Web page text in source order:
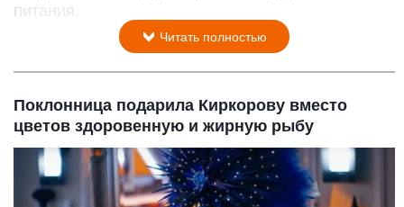
питания.
Читать полностью
Поклонница подарила Киркорову вместо
цветов здоровенную и жирную рыбу